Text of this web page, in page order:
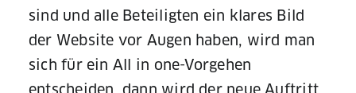
sind und alle Beteiligten ein klares Bild
der Website vor Augen haben, wird man
sich für ein All in one-Vorgehen
entscheiden, dann wird der neue Auftritt